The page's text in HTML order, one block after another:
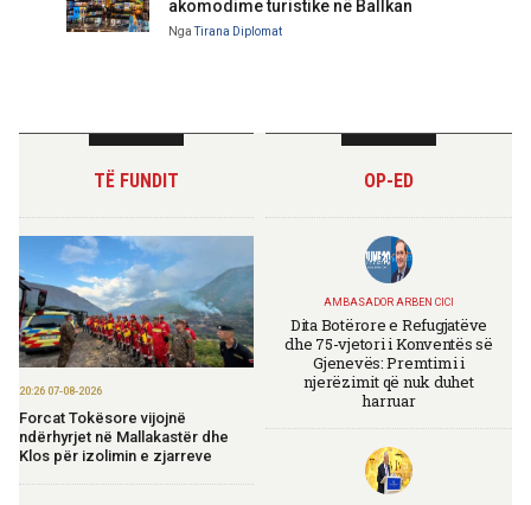
akomodime turistike në Ballkan
NgaTirana Diplomat
TË FUNDIT
20:26 07-08-2026
Forcat Tokësore vijojnë
ndërhyrjet në Mallakastër dhe
Klos për izolimin e zjarreve
OP-ED
AMBASADOR ARBEN CICI
Dita Botërore e Refugjatëve
dhe 75-vjetori i Konventës së
Gjenevës: Premtimi i
njerëzimit që nuk duhet
harruar